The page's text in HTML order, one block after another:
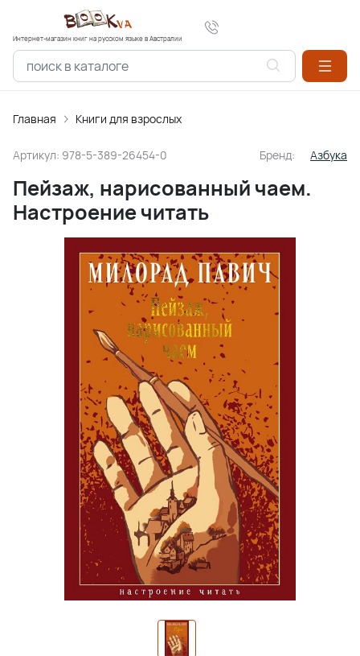
Интернет-магазин книг на русском языке в Австралии
Главная Книги для взрослых
Артикул: 978-5-389-26454-0 Бренд: Азбука
Пейзаж, нарисованный чаем.
Настроение читать